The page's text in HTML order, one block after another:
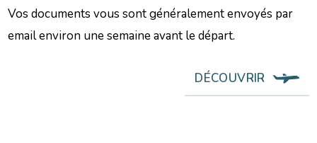
Vos documents vous sont généralement envoyés par
email environ une semaine avant le départ.
DÉCOUVRIR